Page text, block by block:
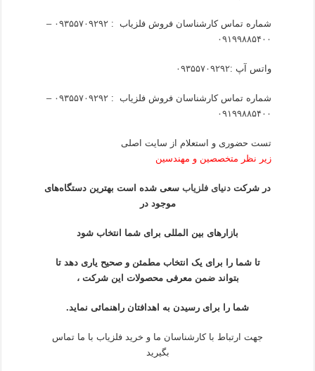
شماره تماس کارشناسان فروش فلزیاب :
۰۹۳۵۵۷۰۹۲۹۲ –
۰۹۱۹۹۸۸۵۴۰۰
واتس آپ :۰۹۳۵۵۷۰۹۲۹۲
شماره تماس کارشناسان فروش فلزیاب :
۰۹۳۵۵۷۰۹۲۹۲ –
۰۹۱۹۹۸۸۵۴۰۰
تست حضوری و استعلام از سایت اصلی
زیر نظر متخصصین و مهندسین
در شرکت دنیای فلزیاب سعی شده است بهترین دستگاه‌های
موجود در
بازار‌های بین المللی برای شما انتخاب شود
تا شما را برای یک انتخاب مطمئن و صحیح یاری دهد تا
بتواند ضمن معرفی محصولات این شرکت ،
شما را برای رسیدن به اهدافتان راهنمائی نماید.
جهت ارتباط با کارشناسان ما و خرید فلزیاب با ما تماس
بگیرید